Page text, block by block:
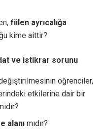
fiilen ayrıcalığa
kime aittir?
ve istikrar sorunu
öğrenciler,
etkilerine dair bir
alanı mıdır?